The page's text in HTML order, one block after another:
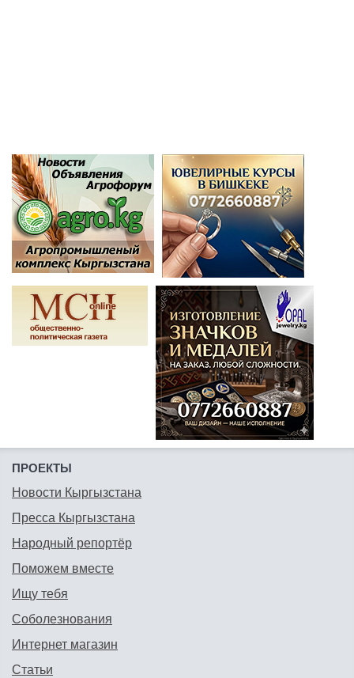
ПРОЕКТЫ
Новости Кыргызстана
Пресса Кыргызстана
Народный репортёр
Поможем вместе
Ищу тебя
Соболезнования
Интернет магазин
Статьи